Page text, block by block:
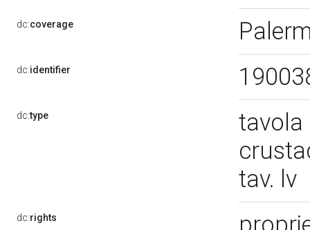
dc:coverage
dc:identifier
dc:type
tavola
tav. lv
dc:rights